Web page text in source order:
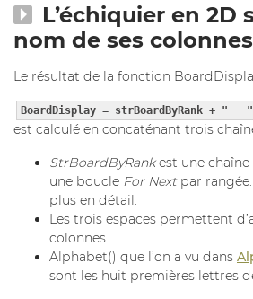
L’échiquier en 2D
nom de ses colonnes
Le résultat de la fonction
BoardDisplay = strBoardByRank + "
est calculé en concaténant trois
StrBoardByRankest une chaîne
une boucle For Nextpar
plus en détail.
Les trois espaces permettent
colonnes.
Alphabet() que l’on a vu dans
sont les huit premières lettres